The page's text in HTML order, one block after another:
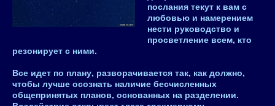
послания текут к вам с
любовью и намерением
нести руководство и
просветление всем, кто
резонирует с ними.
Все идет по плану, разворачивается так, как должно,
чтобы лучше осознать наличие бесчисленных
общепринятых планов, основанных на разделении.